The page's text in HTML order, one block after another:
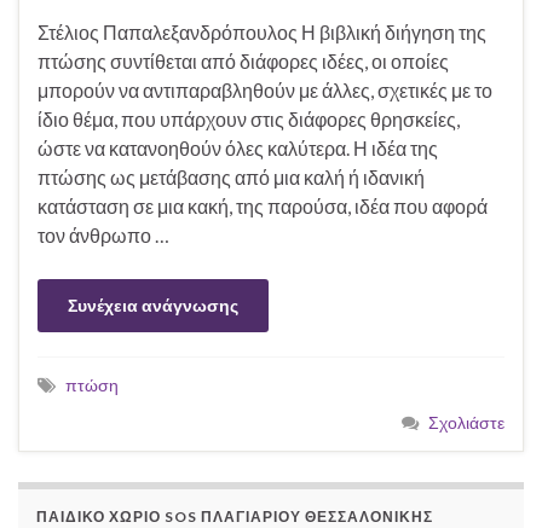
Στέλιος Παπαλεξανδρόπουλος Η βιβλική διήγηση της
πτώσης συντίθεται από διάφορες ιδέες, οι οποίες
μπορούν να αντιπαραβληθούν με άλλες, σχετικές με το
ίδιο θέμα, που υπάρχουν στις διάφορες θρησκείες,
ώστε να κατανοηθούν όλες καλύτερα. Η ιδέα της
πτώσης ως μετάβασης από μια καλή ή ιδανική
κατάσταση σε μια κακή, της παρούσα, ιδέα που αφορά
τον άνθρωπο …
Συνέχεια ανάγνωσης
πτώση
Σχολιάστε
ΠΑΙΔΙΚΌ ΧΩΡΙΌ SOS ΠΛΑΓΙΑΡΊΟΥ ΘΕΣΣΑΛΟΝΊΚΗΣ